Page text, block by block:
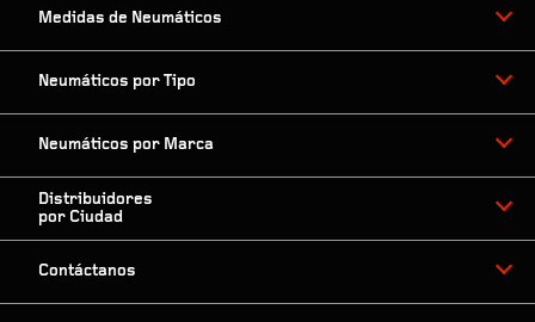
Medidas de Neumáticos
Neumáticos por Tipo
Neumáticos por Marca
Distribuidores
por Ciudad
Contáctanos